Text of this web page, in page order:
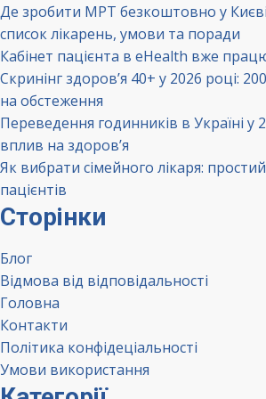
Де зробити МРТ безкоштовно у Києві
список лікарень, умови та поради
Кабінет пацієнта в eHealth вже
Скринінг здоров’я 40+ у 2026 році:
на обстеження
Переведення годинників в Україні у
вплив на здоров’я
Як вибрати сімейного лікаря:
пацієнтів
Сторінки
Блог
Відмова від відповідальності
Головна
Контакти
Політика конфідеціальності
Умови використання